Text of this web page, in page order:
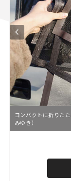
コンパクトに折りた
みゆき）